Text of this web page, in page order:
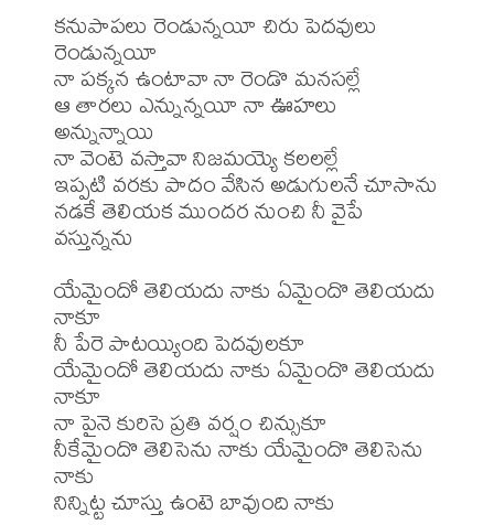
కనుపాపలు రెండున్నయీ చిరు పెదవులు
రెండున్నయీ
నా పక్కన ఉంటావా నా రెండొ మనసల్లే
ఆ తారలు ఎన్నున్నయీ నా ఊహలు
అన్నున్నాయి
నా వెంటె వస్తావా నిజమయ్యె కలలల్లే
ఇప్పటి వరకు పాదం వేసిన అడుగులనే చూసాను
నడకే తెలియక ముందర నుంచి నీ వైపే
వస్తున్నను
యేమైందో తెలియదు నాకు ఏమైందొ తెలియదు
నాకూ
నీ పేరె పాటయ్యింది పెదవులకూ
యేమైందో తెలియదు నాకు ఏమైందొ తెలియదు
నాకూ
నా పైనె కురిసె ప్రతి వర్షం చిన్సుకూ
నీకేమైందొ తెలిసెను నాకు యేమైందొ తెలిసెను
నాకు
నిన్నిట్ట చూస్తు ఉంటె బావుంది నాకు